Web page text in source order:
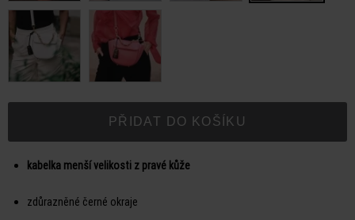
PŘIDAT DO KOŠÍKU
kabelka menší velikosti z pravé kůže
zdůrazněné černé okraje